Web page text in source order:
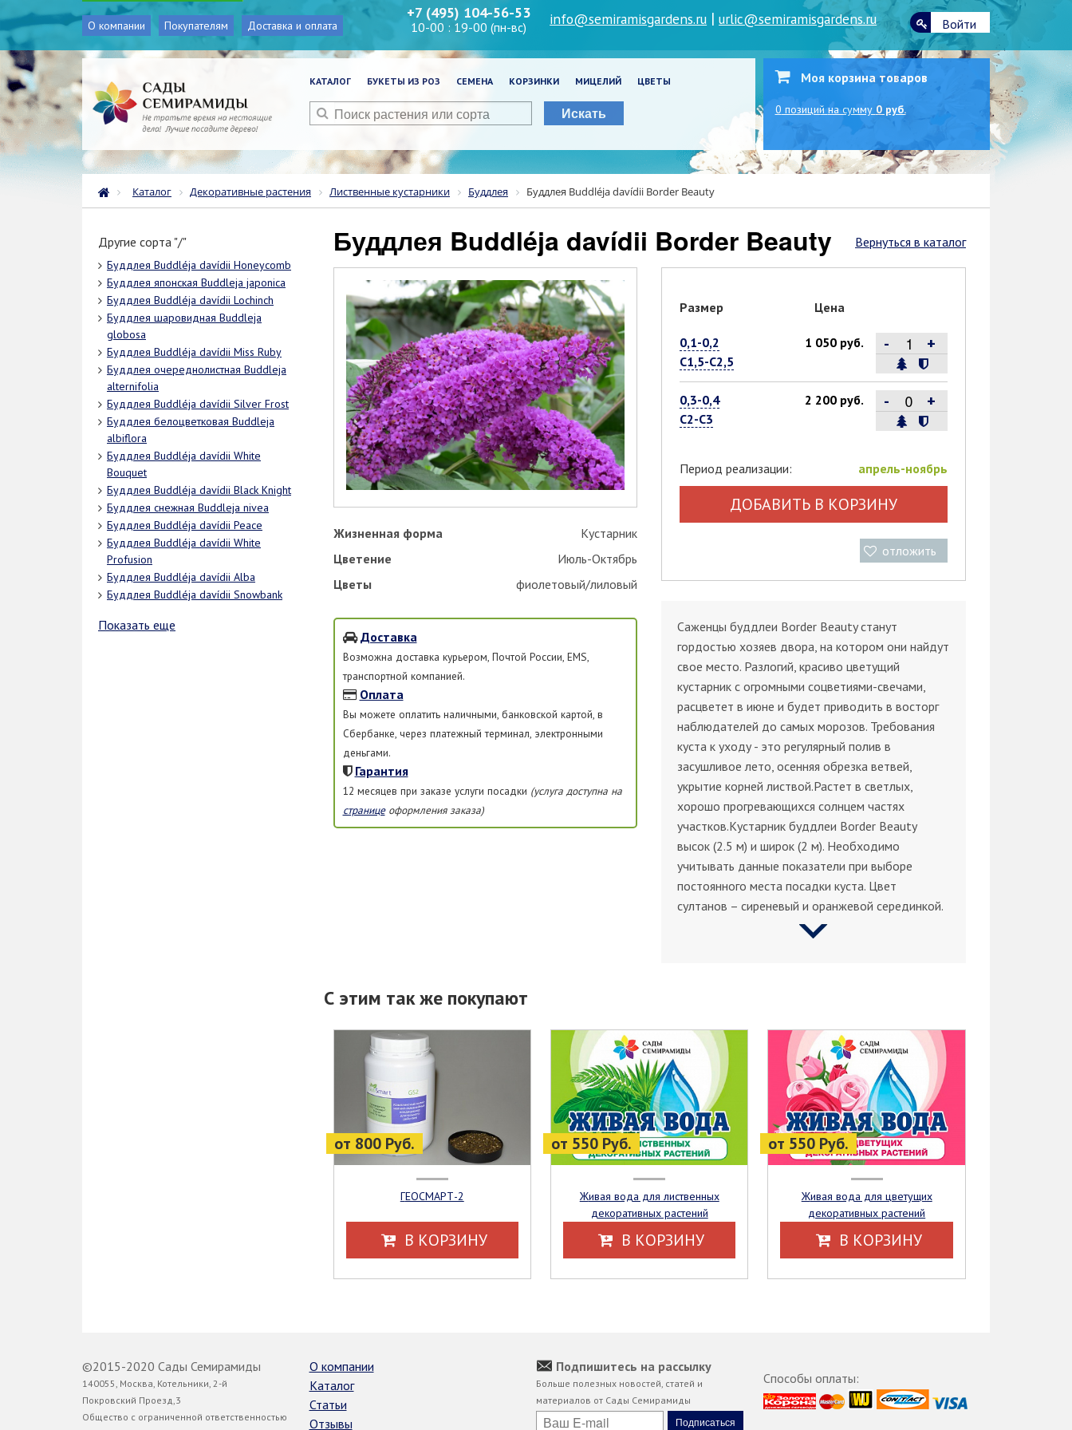
О компании Покупателям Доставка и оплата
+7 (495) 104-56-53
10-00 : 19-00 (пн-вс) info@semiramisgardens.ru |urlic@semiramisgardens.ru Войти
КАТАЛОГ БУКЕТЫ ИЗ РОЗ СЕМЕНА КОРЗИНКИ МИЦЕЛИЙ ЦВЕТЫ
Искать
Моя корзина товаров
0 позиций на сумму 0 руб.
Каталог Декоративные растения Лиственные кустарники Буддлея Буддлея Buddléja davídii Border Beauty
Другие сорта "/"
Буддлея Buddléja davídii Honeycomb
Буддлея японская Buddleja japonica
Буддлея Buddléja davídii Lochinch
Буддлея шаровидная Buddleja
globosa
Буддлея Buddléja davídii Miss Ruby
Буддлея очереднолистная Buddleja
alternifolia
Буддлея Buddléja davídii Silver Frost
Буддлея белоцветковая Buddleja
albiflora
Буддлея Buddléja davídii White
Bouquet
Буддлея Buddléja davídii Black Knight
Буддлея снежная Buddleja nivea
Буддлея Buddléja davídii Peace
Буддлея Buddléja davídii White
Profusion
Буддлея Buddléja davídii Alba
Буддлея Buddléja davídii Snowbank
Показать еще
Вернуться в каталог
Буддлея Buddléja davídii Border Beauty
Жизненная форма
Кустарник
Цветение
Июль-Октябрь
Цветы
фиолетовый/лиловый
Доставка
Возможна доставка курьером, Почтой России, EMS,
транспортной компанией.
Оплата
Вы можете оплатить наличными, банковской картой, в
Сбербанке, через платежный терминал, электронными
деньгами.
Гарантия
12 месяцев при заказе услуги посадки (услуга доступна на
страницеоформления заказа)
Размер Цена
0,1-0,2
С1,5-С2,5
1 050 руб. - +
0,3-0,4
С2-С3
2 200 руб. - +
Период реализации: апрель-ноябрь
ДОБАВИТЬ В КОРЗИНУ
отложить
Саженцы буддлеи Border Beauty станут
гордостью хозяев двора, на котором они найдут
свое место. Разлогий, красиво цветущий
кустарник с огромными соцветиями-свечами,
расцветет в июне и будет приводить в восторг
наблюдателей до самых морозов. Требования
куста к уходу - это регулярный полив в
засушливое лето, осенняя обрезка ветвей,
укрытие корней листвой.Растет в светлых,
хорошо прогревающихся солнцем частях
участков.Кустарник буддлеи Border Beauty
высок (2.5 м) и широк (2 м). Необходимо
учитывать данные показатели при выборе
постоянного места посадки куста. Цвет
султанов – сиреневый и оранжевой серединкой.
С этим так же покупают
от 800 Руб.
ГЕОСМАРТ-2
В КОРЗИНУ
от 550 Руб.
Живая вода для лиственных
декоративных растений
В КОРЗИНУ
от 550 Руб.
Живая вода для цветущих
декоративных растений
В КОРЗИНУ
©2015-2020 Сады Семирамиды
140055, Москва, Котельники, 2-й
Покровский Проезд,3
Общество с ограниченной ответственностью
О компании
Каталог
Статьи
Отзывы
Подпишитесь на рассылку
Больше полезных новостей, статей и
материалов от Сады Семирамиды
Способы оплаты: